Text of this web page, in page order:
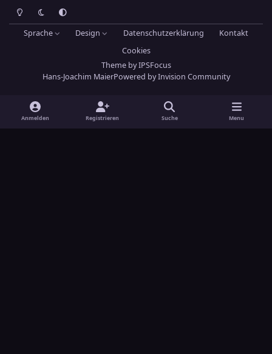
Heller ModusDunkler ModusSystemeinstellung
Sprache Design Datenschutzerklärung
Kontakt
Cookies
ThemebyIPSFocus
Hans-Joachim MaierPowered byInvision Community
Anmelden Registrieren Suche Menu